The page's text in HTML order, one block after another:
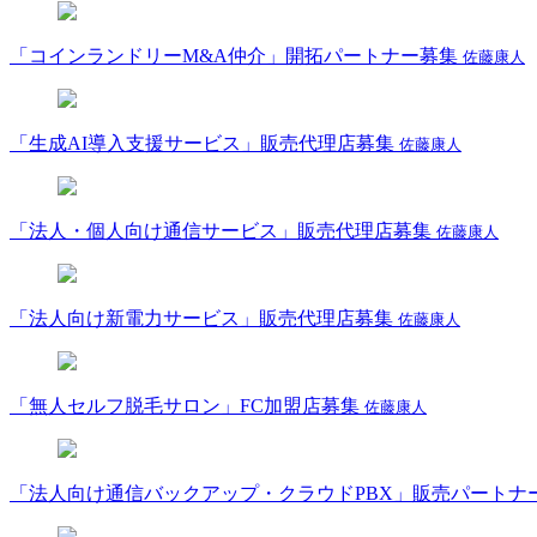
「コインランドリーM&A仲介」開拓パートナー募集 佐藤康人
「生成AI導入支援サービス」販売代理店募集 佐藤康人
「法人・個人向け通信サービス」販売代理店募集 佐藤康人
「法人向け新電力サービス」販売代理店募集 佐藤康人
「無人セルフ脱毛サロン」FC加盟店募集 佐藤康人
「法人向け通信バックアップ・クラウドPBX」販売パートナ